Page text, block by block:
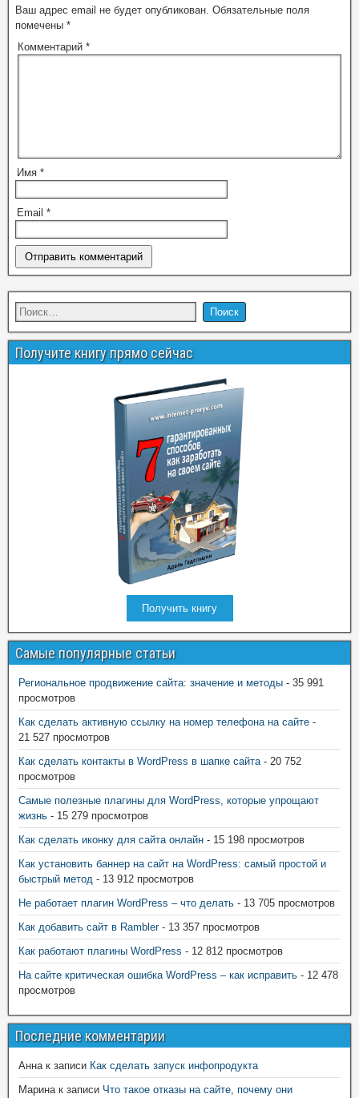
Ваш адрес email не будет опубликован. Обязательные поля
помечены *
Комментарий *
Имя *
Email *
Получите книгу прямо сейчас
Получить книгу
Самые популярные статьи
Региональное продвижение сайта: значение и методы - 35 991
просмотров
Как сделать активную ссылку на номер телефона на сайте -
21 527 просмотров
Как сделать контакты в WordPress в шапке сайта- 20 752
просмотров
Самые полезные плагины для WordPress, которые упрощают
жизнь - 15 279 просмотров
Как сделать иконку для сайта онлайн - 15 198 просмотров
Как установить баннер на сайт на WordPress: самый простой и
быстрый метод - 13 912 просмотров
Не работает плагин WordPress – что делать - 13 705 просмотров
Как добавить сайт в Rambler- 13 357 просмотров
Как работают плагины WordPress - 12 812 просмотров
На сайте критическая ошибка WordPress – как исправить - 12 478
просмотров
Последние комментарии
Аннак записи Как сделать запуск инфопродукта
Маринак записи Что такое отказы на сайте, почему они